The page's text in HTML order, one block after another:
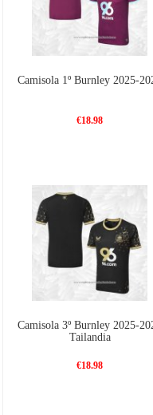
Camisola 1º Burnley 2025-
€18.98
Camisola 3º Burnley 2025-
Tailandia
€18.98